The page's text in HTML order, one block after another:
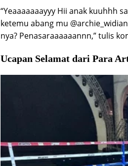
“Yeaaaaaaayyy Hii anak kuuhhh
ketemu abang mu
nya? Penasaraaaaaannn,” tulis
Ucapan Selamat dari Para